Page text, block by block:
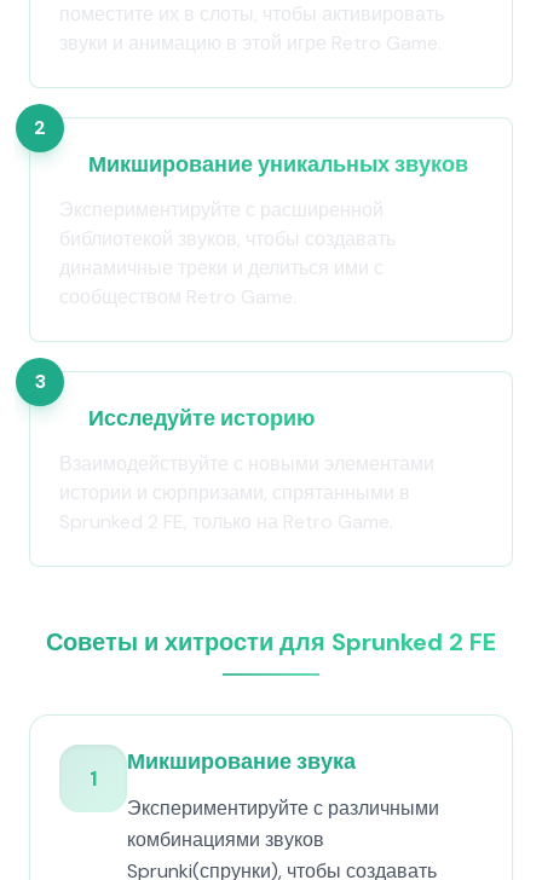
поместите их в слоты, чтобы активировать
звуки и анимацию в этой игре Retro Game.
2
Микширование уникальных звуков
Экспериментируйте с расширенной
библиотекой звуков, чтобы создавать
динамичные треки и делиться ими с
сообществом Retro Game.
3
Исследуйте историю
Взаимодействуйте с новыми элементами
истории и сюрпризами, спрятанными в
Sprunked 2 FE, только на Retro Game.
Советы и хитрости для Sprunked 2 FE
1
Микширование звука
Экспериментируйте с различными
комбинациями звуков
Sprunki(спрунки), чтобы создавать